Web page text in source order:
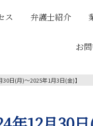
ス 弁護士紹介
お
日(月)～2025年1月3日(金)】